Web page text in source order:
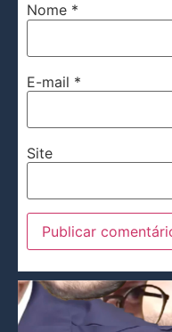
Nome *
E-mail *
Site